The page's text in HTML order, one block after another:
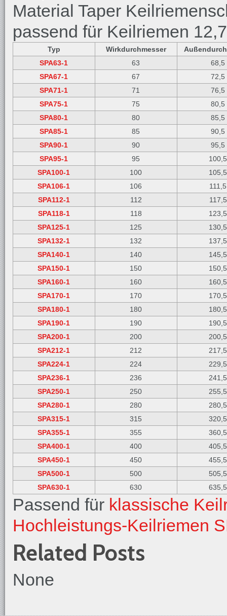
Material Taper
passend für Keilriemen
Typ Wirkdurchmesser
SPA63-1
63
68,5
SPA67-1
67
72,5
SPA71-1
71
76,5
SPA75-1
75
80,5
SPA80-1
80
85,5
SPA85-1
85
90,5
SPA90-1
90
95,5
SPA95-1
95
100,5
SPA100-1
100
105,5
SPA106-1
106
111,5
SPA112-1
112
117,5
SPA118-1
118
123,5
SPA125-1
125
130,5
SPA132-1
132
137,5
SPA140-1
140
145,5
SPA150-1
150
150,5
SPA160-1
160
160,5
SPA170-1
170
170,5
SPA180-1
180
180,5
SPA190-1
190
190,5
SPA200-1
200
200,5
SPA212-1
212
217,5
SPA224-1
224
229,5
SPA236-1
236
241,5
SPA250-1
250
255,5
SPA280-1
280
280,5
SPA315-1
315
320,5
SPA355-1
355
360,5
SPA400-1
400
405,5
SPA450-1
450
455,5
SPA500-1
500
505,5
SPA630-1
630 635,5
Passend für klassische
Hochleistungs-Keilriemen
Related Posts
None